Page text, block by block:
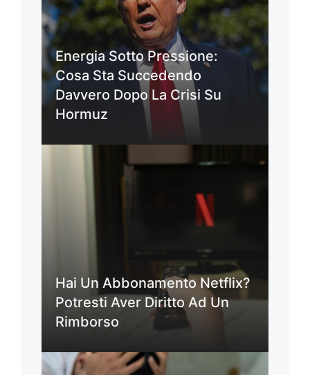
Energia Sotto Pressione:
Cosa Sta Succedendo
Davvero Dopo La Crisi Su
Hormuz
Hai Un Abbonamento Netflix?
Potresti Aver Diritto Ad Un
Rimborso